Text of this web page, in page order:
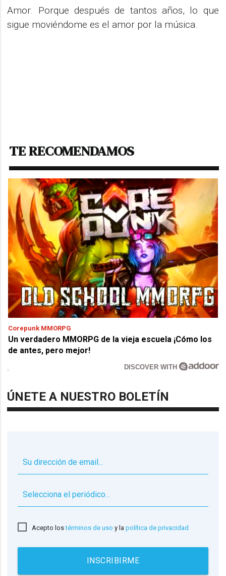
Amor. Porque después de tantos años, lo que
sigue moviéndome es el amor por la música.
TE RECOMENDAMOS
Corepunk MMORPG
Un verdadero MMORPG de la vieja escuela ¡Cómo los
de antes, pero mejor!
DISCOVER WITH
ÚNETE A NUESTRO BOLETÍN
Acepto lostérminos de uso y lapolítica de privacidad
INSCRIBIRME